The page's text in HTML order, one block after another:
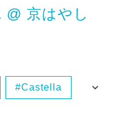
@ 京はやし
Castella